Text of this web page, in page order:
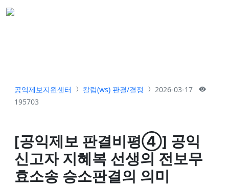
공익제보지원센터 칼럼(ws) 판결/결정
2026-03-17
195703
[공익제보 판결비평④] 공익
신고자 지혜복 선생의 전보무
효소송 승소판결의 의미